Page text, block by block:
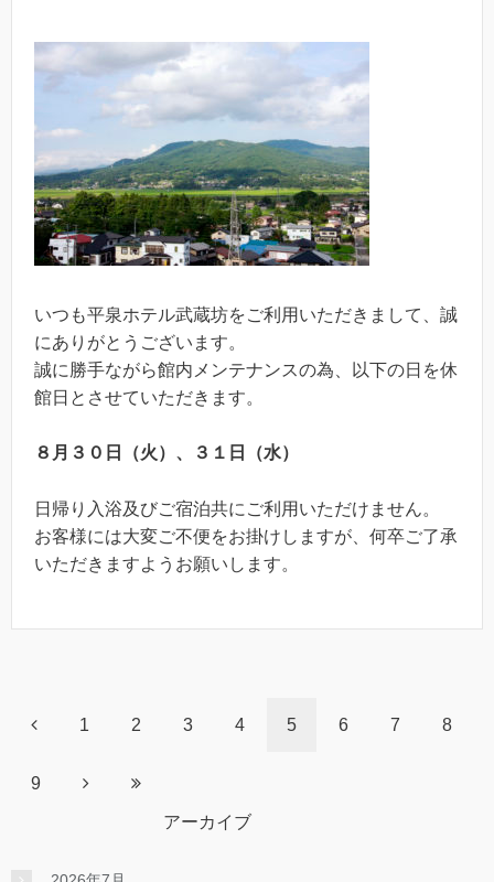
いつも平泉ホテル武蔵坊をご利用いただきまして、誠
にありがとうございます。
誠に勝手ながら館内メンテナンスの為、以下の日を休
館日とさせていただきます。
８月３０日（火）、３１日（水）
日帰り入浴及びご宿泊共にご利用いただけません。
お客様には大変ご不便をお掛けしますが、何卒ご了承
いただきますようお願いします。
1 2 3 4 5 6 7 8
9
アーカイブ